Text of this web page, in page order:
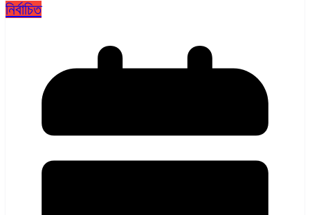
নির্বাচিত